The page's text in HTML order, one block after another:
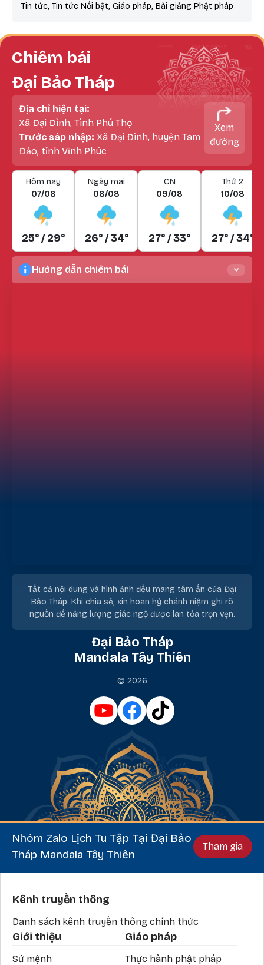
Tin tức, Tin tức Nổi bật, Giáo pháp, Bài giảng Phật pháp
Chiêm bái
Đại Bảo Tháp
Địa chỉ hiện tại:
Xã Đại Đình, Tình Phú Thọ
Trước sáp nhập: Xã Đại Đình, huyện Tam
Đảo, tỉnh Vĩnh Phúc
Xem
đường
Hôm nay
07/08
25° / 29°
Ngày mai
08/08
26° / 34°
CN
09/08
27° / 33°
Thứ 2
10/08
27° / 34°
Hướng dẫn chiêm bái
Tất cả nội dung và hình ảnh đều mang tâm ấn của Đại
Bảo Tháp. Khi chia sẻ, xin hoan hỷ chánh niệm ghi rõ
nguồn để năng lượng giác ngộ được lan tỏa trọn vẹn.
Đại Bảo Tháp
Mandala Tây Thiên
© 2026
Nhóm Zalo Lịch Tu Tập Tại Đại Bảo
Tháp Mandala Tây Thiên
Tham gia
Phần chân
Kênh truyền thông
Danh sách kênh truyền thông chính thức
Giới thiệu
Sứ mệnh
Giáo pháp
Thực hành phật pháp